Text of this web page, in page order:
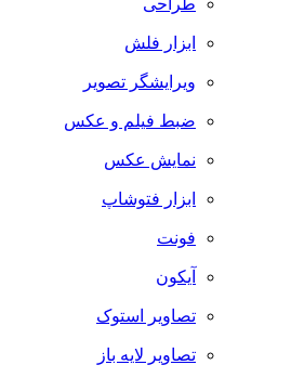
طراحی
ابزار فلش
ویرایشگر تصویر
ضبط فيلم و عكس
نمایش عکس
ابزار فتوشاپ
فونت
آیکون
تصاویر استوک
تصاویر لایه باز